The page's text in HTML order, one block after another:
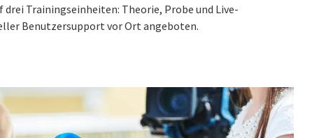
Trainingseinheiten: Theorie, Probe und Live-
Benutzersupport vor Ort angeboten.